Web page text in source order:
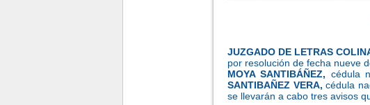
JUZGADO DE LETRAS
por resolución de fecha nueve
MOYA SANTIBÁÑEZ, cédula
SANTIBAÑEZ VERA,cédula
se llevarán a cabo tres avisos